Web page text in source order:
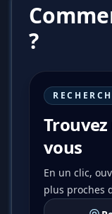
?
vous
En un clic,
plus proches